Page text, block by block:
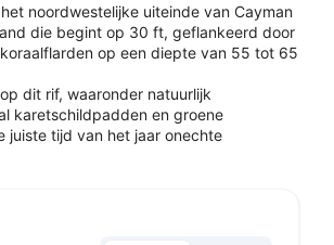
noordwestelijke uiteinde van Cayman
die begint op 30 ft, geflankeerd door
op een diepte van 55 tot 65
dit rif, waaronder natuurlijk
karetschildpadden en groene
juiste tijd van het jaar onechte